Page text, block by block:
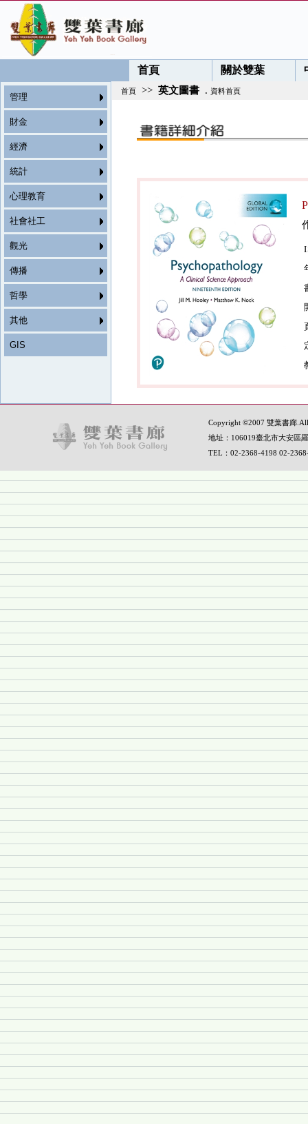
首頁 關於雙葉
管理
財金
經濟
統計
心理教育
社會社工
觀光
傳播
哲學
其他
GIS
首頁 >> 英文圖書 . 資料首頁
Copyright ©2007 雙葉書廊.All
地址：106019臺北市大安區
TEL：02-2368-4198 02-